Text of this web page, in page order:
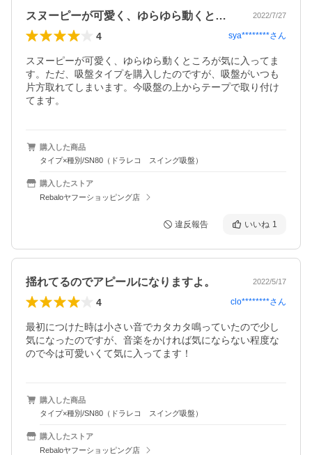
スヌーピーが可愛く、ゆらゆら動くところ… 2022/7/27
4 sya********さん
スヌーピーが可愛く、ゆらゆら動くところが気に入ってま
す。ただ、吸盤タイプを購入したのですが、吸盤がいつも
片方取れてしまいます。今吸盤の上からテープで取り付け
てます。
購入した商品
タイプ×種別/SN80（ドラレコ スイング吸盤）
購入したストア
Rebaloヤフーショッピング店
違反報告 いいね 1
揺れてるのでアピールになりますよ。 2022/5/17
4 clo********さん
最初につけた時は小さい音でカタカタ鳴っていたので少し
気になったのですが、音楽をかければ気にならない程度な
ので今は可愛いくて気に入ってます！
購入した商品
タイプ×種別/SN80（ドラレコ スイング吸盤）
購入したストア
Rebaloヤフーショッピング店